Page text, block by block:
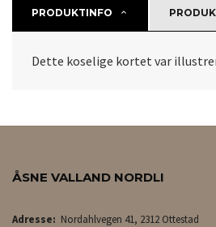
PRODUKTINFO
Dette koselige kortet var
ÅSNE VALLAND NORDLI
Adresse: Nordahlvegen 41, 2312 Ottestad